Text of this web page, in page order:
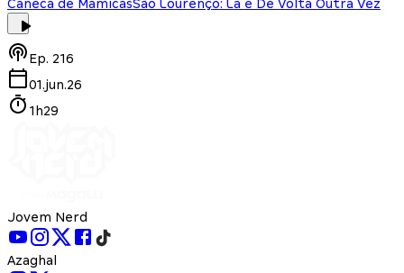
Caneca de MamicasSão Lourenço: Lá e De Volta Outra Vez
Ep. 216
01.jun.26
1h29
Jovem Nerd
Azaghal